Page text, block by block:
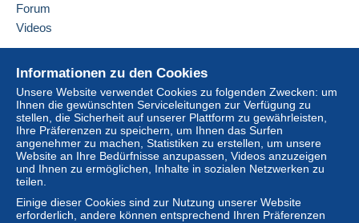
Informationen zu den Cookies
Unsere Website verwendet Cookies zu folgenden Zwecken: um
Ihnen die gewünschten Serviceleitungen zur Verfügung zu
stellen, die Sicherheit auf unserer Plattform zu gewährleisten,
Ihre Präferenzen zu speichern, um Ihnen das Surfen
angenehmer zu machen, Statistiken zu erstellen, um unsere
Website an Ihre Bedürfnisse anzupassen, Videos anzuzeigen
und Ihnen zu ermöglichen, Inhalte in sozialen Netzwerken zu
teilen.
Einige dieser Cookies sind zur Nutzung unserer Website
erforderlich, andere können entsprechend Ihren Präferenzen
Forum
Videos
Online-Hilfe
Auf Delcampe kaufen
Auf Delcampe verkaufen
Eine sichere Website